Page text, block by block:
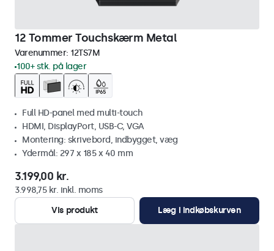
12 Tommer Touchskærm Metal
Varenummer: 12TS7M
100+ stk. på lager
Full HD-panel med multi-touch
HDMI, DisplayPort, USB-C, VGA
Montering: skrivebord, indbygget, væg
Ydermål: 297 x 185 x 40 mm
3.199,00 kr.
3.998,75 kr. inkl. moms
Vis produkt
Læg i indkøbskurven